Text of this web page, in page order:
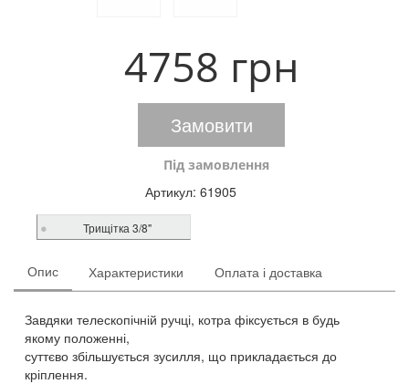
4758 грн
Замовити
Під замовлення
Артикул: 61905
Трищітка 3/8"
Опис Характеристики Оплата і доставка
Завдяки телескопічній ручці, котра фіксується в будь
якому положенні,
суттєво збільшується зусилля, що прикладається до
кріплення.